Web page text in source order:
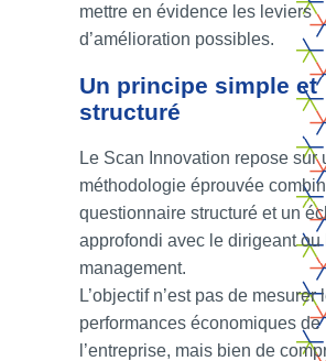
mettre en évidence les leviers
d’amélioration possibles.
Un principe simple et
structuré
Le Scan Innovation repose sur
méthodologie éprouvée
questionnaire structuré et un
approfondi avec le dirigeant ou
management.
L’objectif n’est pas de mesurer
performances économiques de
l’entreprise, mais bien de